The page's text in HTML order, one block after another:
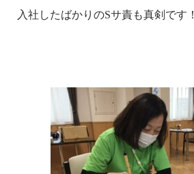
入社したばかりのSサ責も真剣です！